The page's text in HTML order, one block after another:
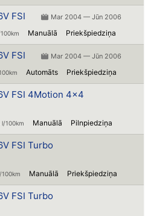
FSI Mar 2004 — Jūn 2006
Manuālā Priekšpiedziņa
FSI Mar 2004 — Jūn 2006
Automāts Priekšpiedziņa
FSI 4Motion 4x4
l/100km Manuālā Pilnpiedziņa
FSI Turbo
100km Manuālā Priekšpiedziņa
FSI Turbo